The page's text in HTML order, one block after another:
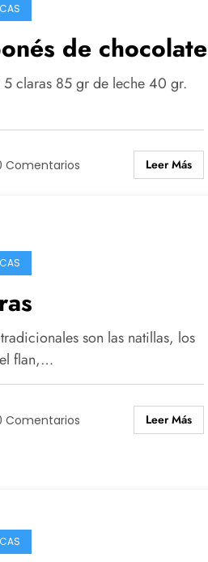
de chocolate
5 claras 85 gr de leche 40 gr.
Comentarios Leer Más
son las natillas, los
flan,…
Comentarios Leer Más